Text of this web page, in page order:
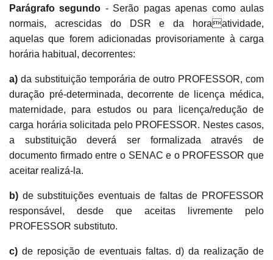
Parágrafo segundo - Serão pagas apenas como aulas
normais, acrescidas do DSR e da horaatividade,
aquelas que forem adicionadas provisoriamente à carga
horária habitual, decorrentes:
a) da substituição temporária de outro PROFESSOR, com
duração pré-determinada, decorrente de licença médica,
maternidade, para estudos ou para licença/redução de
carga horária solicitada pelo PROFESSOR. Nestes casos,
a substituição deverá ser formalizada através de
documento firmado entre o SENAC e o PROFESSOR que
aceitar realizá-la.
b) de substituições eventuais de faltas de PROFESSOR
responsável, desde que aceitas livremente pelo
PROFESSOR substituto.
c) de reposição de eventuais faltas. d) da realização de